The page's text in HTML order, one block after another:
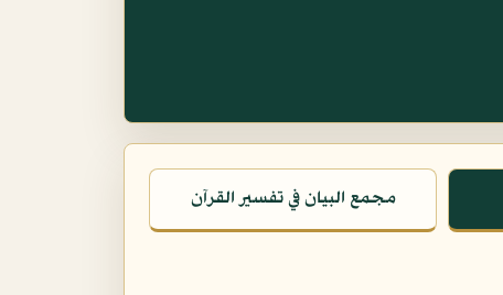
مجمع البيان في تفسير القرآن